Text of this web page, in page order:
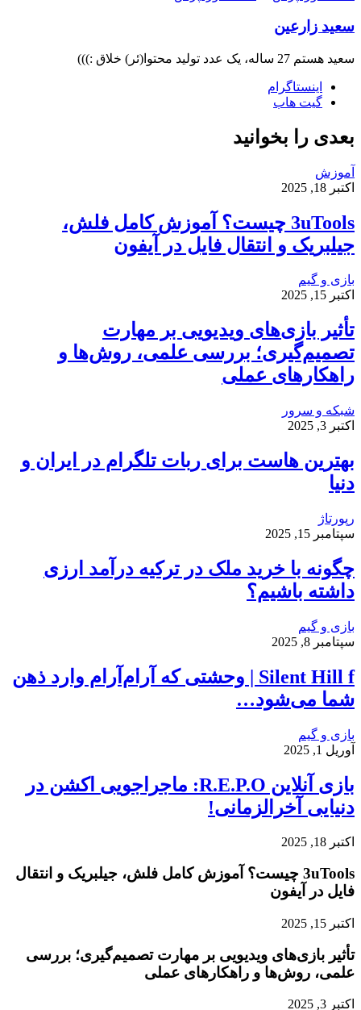
سعید زارعین
سعید هستم 27 ساله، یک عدد تولید محتوا(ئر) خلاق :)))
اینستاگرام
گیت ‌هاب
بعدی را بخوانید
آموزش
اکتبر 18, 2025
3uTools چیست؟ آموزش کامل فلش،
جیلبریک و انتقال فایل در آیفون
بازی و گیم
اکتبر 15, 2025
تأثیر بازی‌های ویدیویی بر مهارت
تصمیم‌گیری؛ بررسی علمی، روش‌ها و
راهکارهای عملی
شبکه و سرور
اکتبر 3, 2025
بهترین هاست برای ربات تلگرام در ایران و
دنیا
رپورتاژ
سپتامبر 15, 2025
چگونه با خرید ملک در ترکیه درآمد ارزی
داشته باشیم؟
بازی و گیم
سپتامبر 8, 2025
Silent Hill f | وحشتی که آرام‌آرام وارد ذهن
شما می‌شود…
بازی و گیم
آوریل 1, 2025
بازی آنلاین R.E.P.O: ماجراجویی اکشن در
دنیایی آخرالزمانی!
اکتبر 18, 2025
3uTools چیست؟ آموزش کامل فلش، جیلبریک و انتقال
فایل در آیفون
اکتبر 15, 2025
تأثیر بازی‌های ویدیویی بر مهارت تصمیم‌گیری؛ بررسی
علمی، روش‌ها و راهکارهای عملی
اکتبر 3, 2025